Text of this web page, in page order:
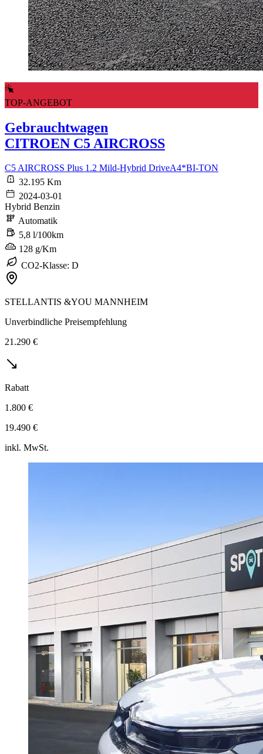
TOP-ANGEBOT
Gebrauchtwagen
CITROEN C5 AIRCROSS
C5 AIRCROSS Plus 1.2 Mild-Hybrid DriveA4*BI-TON
32.195 Km
2024-03-01
Hybrid Benzin
Automatik
5,8 l/100km
128 g/Km
CO2-Klasse: D
STELLANTIS &YOU MANNHEIM
Unverbindliche Preisempfehlung
21.290 €
Rabatt
1.800 €
19.490 €
inkl. MwSt.